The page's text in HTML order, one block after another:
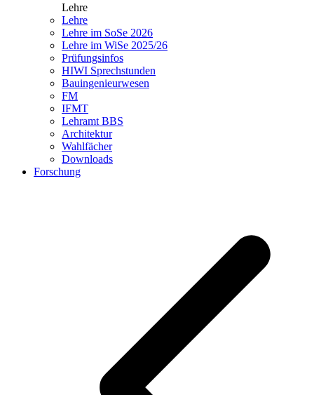
Lehre
Lehre
Lehre im SoSe 2026
Lehre im WiSe 2025/26
Prüfungsinfos
HIWI Sprechstunden
Bauingenieurwesen
FM
IFMT
Lehramt BBS
Architektur
Wahlfächer
Downloads
Forschung